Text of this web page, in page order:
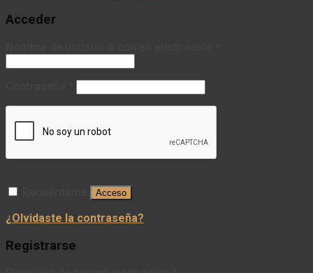
Acceder
Acceso
¿Olvidaste la contraseña?
Registrarse